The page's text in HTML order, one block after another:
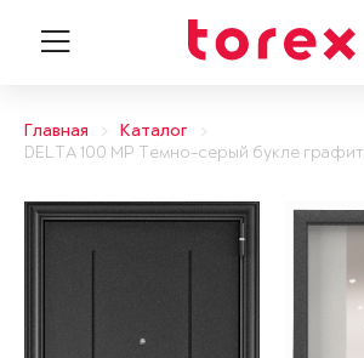
Главная
Каталог
DELTA 100 MP Темно-серый букле графит